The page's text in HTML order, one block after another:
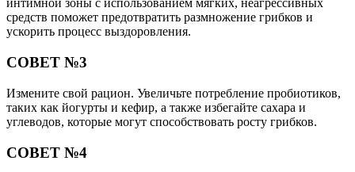
интимной зоны с использованием мягких, неагрессивных
средств поможет предотвратить размножение грибков и
ускорить процесс выздоровления.
СОВЕТ №3
Измените свой рацион. Увеличьте потребление пробиотиков,
таких как йогурты и кефир, а также избегайте сахара и
углеводов, которые могут способствовать росту грибков.
СОВЕТ №4